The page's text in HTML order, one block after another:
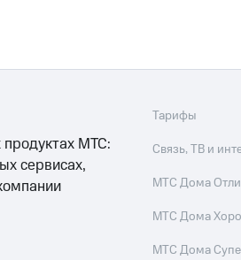
продуктах МТС:
сервисах,
Тарифы
Связь, ТВ и
МТС Дома
МТС Дома
МТС Дома